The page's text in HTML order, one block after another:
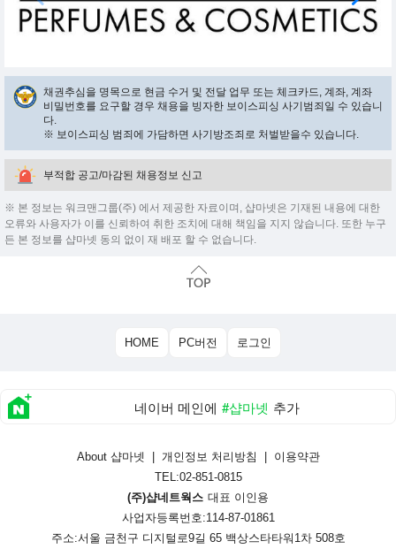
채권추심을 명목으로 현금 수거 및 전달 업무 또는 체크카드, 계좌, 계좌
비밀번호를 요구할 경우 채용을 빙자한 보이스피싱 사기범죄일 수 있습니
다.
※ 보이스피싱 범죄에 가담하면 사기방조죄로 처벌받을수 있습니다.
부적합 공고/마감된 채용정보 신고
※ 본 정보는 워크맨그룹(주) 에서 제공한 자료이며, 샵마넷은 기재된 내용에 대한
오류와 사용자가 이를 신뢰하여 취한 조치에 대해 책임을 지지 않습니다. 또한 누구
든 본 정보를 샵마넷 동의 없이 재 배포 할 수 없습니다.
HOME PC버전 로그인
네이버 메인에 #샵마넷 추가
About 샵마넷 개인정보 처리방침
이용약관
TEL:02-851-0815
(주)샵네트웍스 대표 이인용
사업자등록번호:114-87-01861
주소:서울 금천구 디지털로9길 65 백상스타타워1차 508호